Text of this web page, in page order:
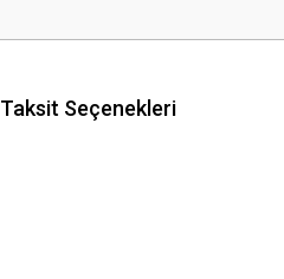
Taksit Seçenekleri